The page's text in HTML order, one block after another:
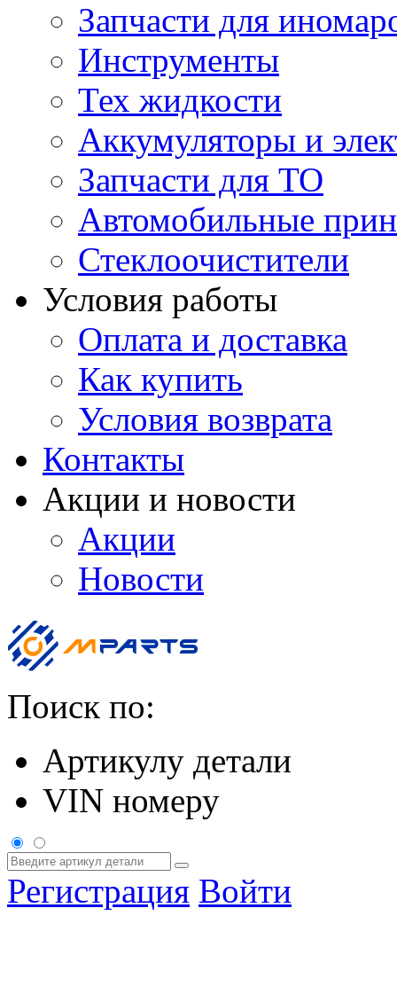
Запчасти для
Инструменты
Тех жидкости
Аккумуляторы и
Запчасти для ТО
Автомобильные
Стеклоочистители
Условия работы
Оплата и доставка
Как купить
Условия возврата
Контакты
Акции и новости
Акции
Новости
Поиск по:
Артикулу детали
VIN номеру
Регистрация Войти